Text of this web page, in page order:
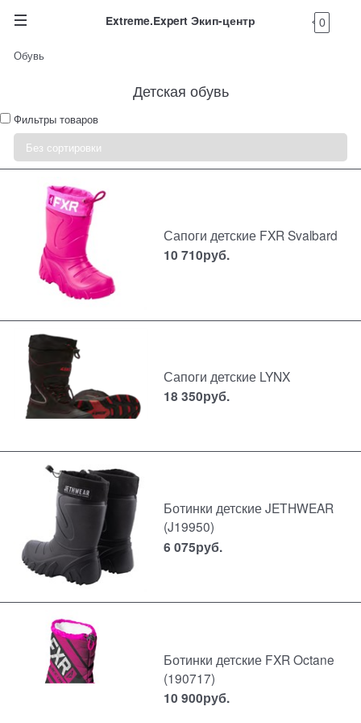
Extreme.Expert Экип-центр 0
Обувь
Детская обувь
Фильтры товаров
Сапоги детские FXR Svalbard
10 710руб.
Сапоги детские LYNX
18 350руб.
Ботинки детские JETHWEAR
(J19950)
6 075руб.
Ботинки детские FXR Octane
(190717)
10 900руб.